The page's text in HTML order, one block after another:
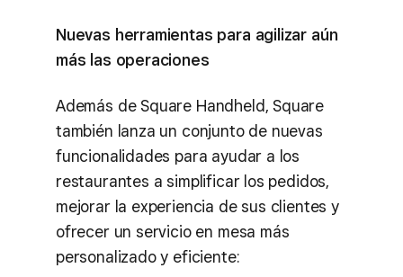
Nuevas herramientas para agilizar aún
más las operaciones
Además de Square Handheld, Square
también lanza un conjunto de nuevas
funcionalidades para ayudar a los
restaurantes a simplificar los pedidos,
mejorar la experiencia de sus clientes y
ofrecer un servicio en mesa más
personalizado y eficiente: